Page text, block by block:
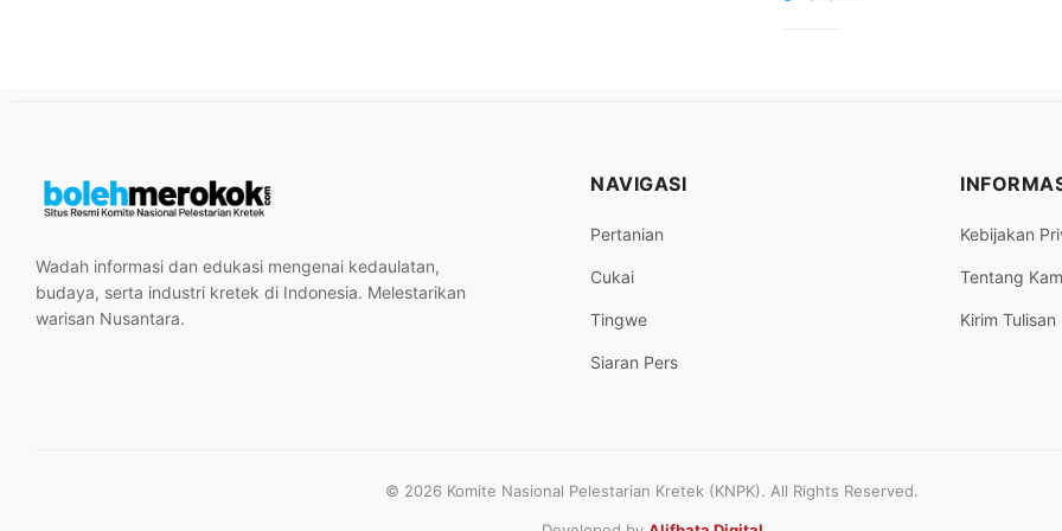
Wadah informasi dan edukasi mengenai kedaulatan,
budaya, serta industri kretek di Indonesia. Melestarikan
warisan Nusantara.
NAVIGASI
Pertanian
Cukai
Tingwe
Siaran Pers
Kebijakan
Tentang
Kirim Tulisan
© 2026 Komite Nasional Pelestarian Kretek (KNPK). All Rights Reserved.